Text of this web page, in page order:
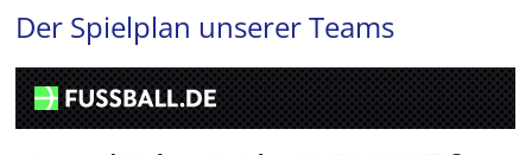
Der Spielplan unserer Teams